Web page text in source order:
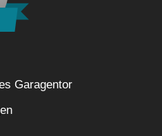
Garagentor